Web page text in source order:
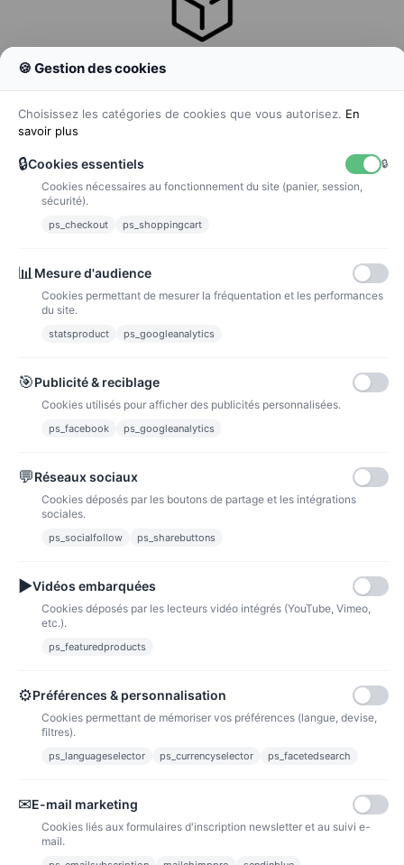
La poste
Paiements sécurisés via paypal et paypal 4 fois sans frais
Fidélité
bons de réductions.
Liens utiles
Notre société
🍪 Gestion des cookies
Choisissez les catégories de cookies que vous autorisez. En
savoir plus
🔒Cookies essentiels
🔒
Cookies nécessaires au fonctionnement du site (panier, session,
sécurité).
ps_checkout ps_shoppingcart
📊 Mesure d'audience
Cookies permettant de mesurer la fréquentation et les performances
du site.
statsproduct ps_googleanalytics
🎯Publicité & reciblage
Cookies utilisés pour afficher des publicités personnalisées.
ps_facebook ps_googleanalytics
💬Réseaux sociaux
Cookies déposés par les boutons de partage et les intégrations
sociales.
ps_socialfollow ps_sharebuttons
▶Vidéos embarquées
Cookies déposés par les lecteurs vidéo intégrés (YouTube, Vimeo,
etc.).
ps_featuredproducts
⚙Préférences & personnalisation
Cookies permettant de mémoriser vos préférences (langue, devise,
filtres).
ps_languageselector ps_currencyselector ps_facetedsearch
✉E-mail marketing
Cookies liés aux formulaires d'inscription newsletter et au suivi e-
mail.